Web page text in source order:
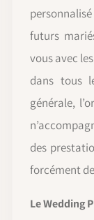
futurs
vous avec
dans tous
générale,
des
forcément
Le Wedding